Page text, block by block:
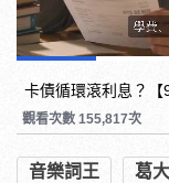
卡債循環滾利息？【
觀看次數 155,817次
音樂詞王 葛